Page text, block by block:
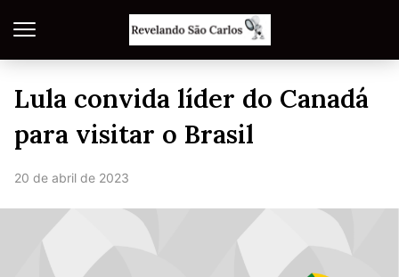
Lula convida líder do Canadá
para visitar o Brasil
20 de abril de 2023